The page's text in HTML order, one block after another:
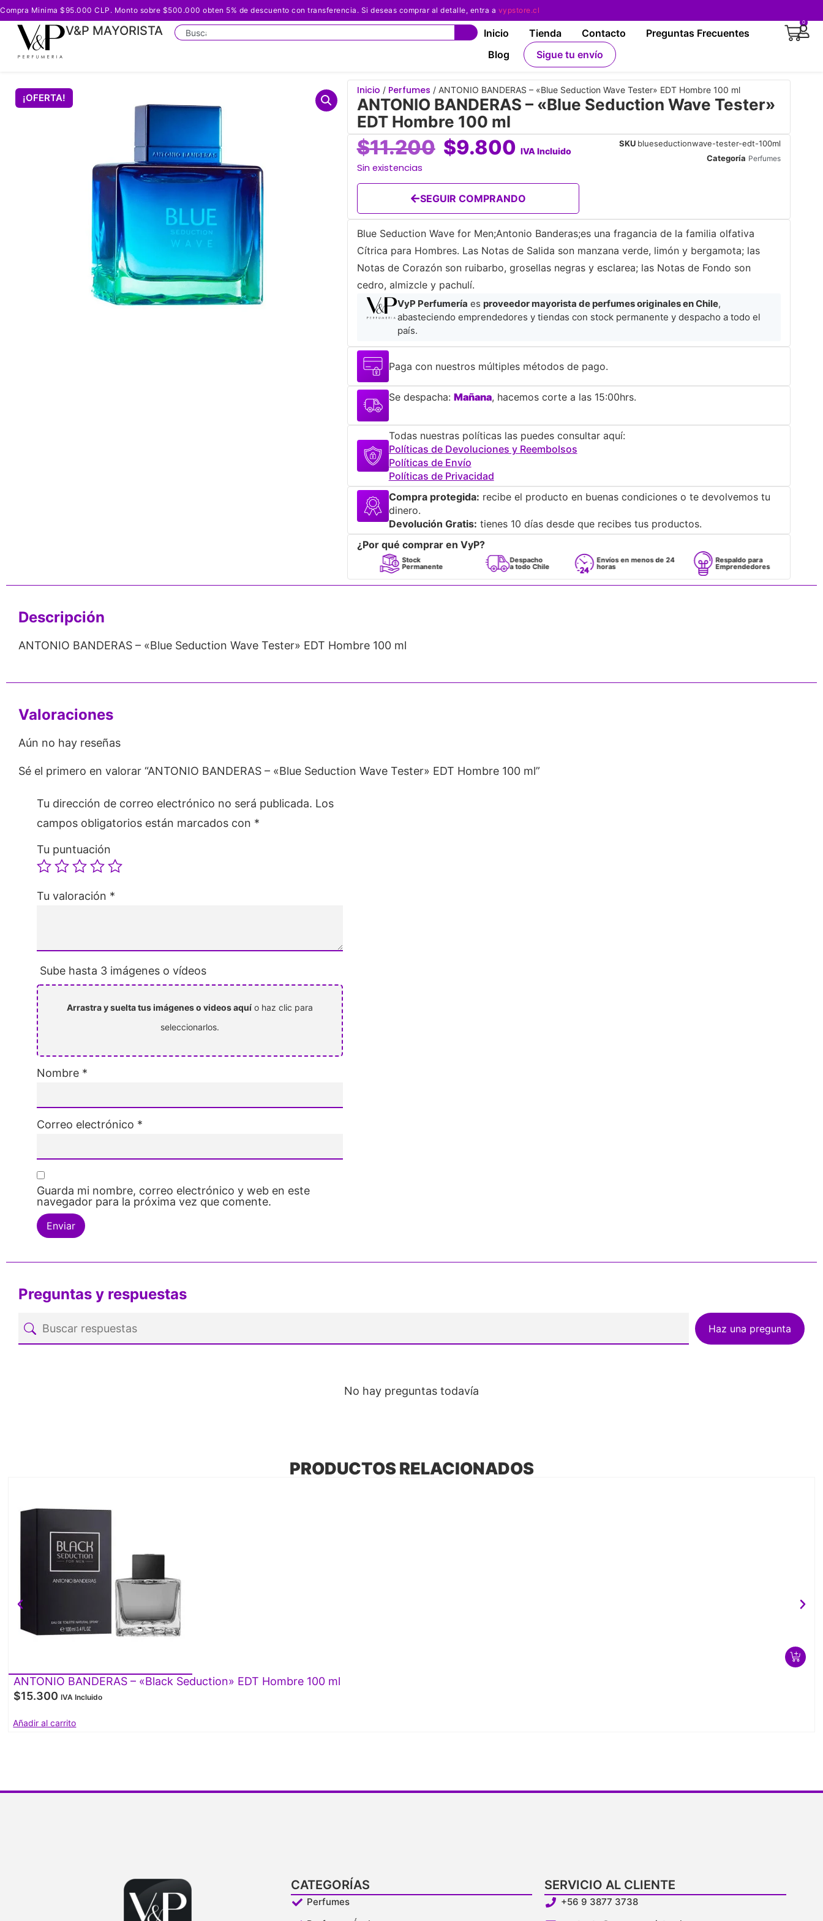
Compra Minima $95.000 CLP. Monto sobre $500.000 obten 5% de descuento con transferencia. Si deseas comprar al detalle, entra a vypstore.cl
V&P MAYORISTA Inicio Tienda Contacto
Preguntas Frecuentes
Blog
Sigue tu envío
0
¡OFERTA!
Inicio / Perfumes / ANTONIO BANDERAS – «Blue Seduction Wave Tester» EDT Hombre 100 ml
ANTONIO BANDERAS – «Blue Seduction Wave Tester»
EDT Hombre 100 ml
$11.200 $9.800 IVA Incluido
Sin existencias
SEGUIR COMPRANDO
SKU blueseductionwave-tester-edt-100ml
Categoría Perfumes
Blue Seduction Wave for Men;Antonio Banderas;es una fragancia de la familia olfativa
Cítrica para Hombres. Las Notas de Salida son manzana verde, limón y bergamota; las
Notas de Corazón son ruibarbo, grosellas negras y esclarea; las Notas de Fondo son
cedro, almizcle y pachulí.
VyP Perfumería es proveedor mayorista de perfumes originales en Chile,
abasteciendo emprendedores y tiendas con stock permanente y despacho a todo el
país.
Paga con nuestros múltiples métodos de pago.
Se despacha: Mañana, hacemos corte a las 15:00hrs.
Todas nuestras políticas las puedes consultar aquí:
Políticas de Devoluciones y Reembolsos
Políticas de Envío
Políticas de Privacidad
Compra protegida: recibe el producto en buenas condiciones o te devolvemos tu
dinero.
Devolución Gratis: tienes 10 días desde que recibes tus productos.
¿Por qué comprar en VyP?
Stock
Permanente
Despacho
a todo Chile
Envíos en menos de 24
horas
Respaldo para
Emprendedores
Descripción
ANTONIO BANDERAS – «Blue Seduction Wave Tester» EDT Hombre 100 ml
Valoraciones
Aún no hay reseñas
Sé el primero en valorar “ANTONIO BANDERAS – «Blue Seduction Wave Tester» EDT Hombre 100 ml”
Tu dirección de correo electrónico no será publicada. Los
campos obligatorios están marcados con *
Tu puntuación
Tu valoración *
Sube hasta 3 imágenes o vídeos
Arrastra y suelta tus imágenes o videos aquí o haz clic para
seleccionarlos.
Nombre *
Correo electrónico *
Guarda mi nombre, correo electrónico y web en este
navegador para la próxima vez que comente.
Preguntas y respuestas
Haz una pregunta
No hay preguntas todavía
PRODUCTOS RELACIONADOS
ANTONIO BANDERAS – «Black Seduction» EDT Hombre 100 ml
$15.300 IVA Incluido
Añadir al carrito
CATEGORÍAS
Perfumes
SERVICIO AL CLIENTE
+56 9 3877 3738